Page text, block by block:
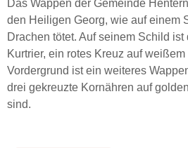
Das Wappen der Gemeinde
den Heiligen Georg, wie auf einem
Drachen tötet. Auf seinem Schild ist
Kurtrier, ein rotes Kreuz auf
Vordergrund ist ein weiteres
drei gekreuzte Kornähren auf
sind.